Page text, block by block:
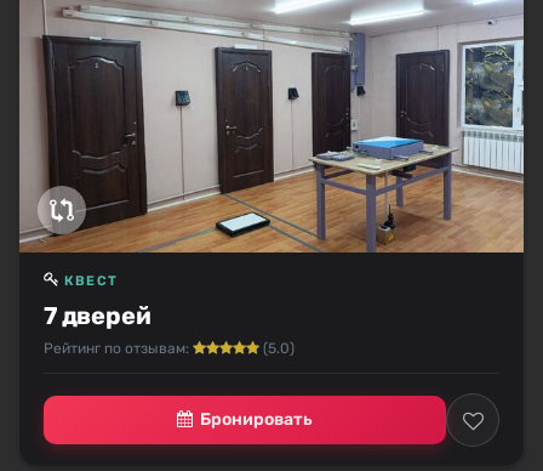
7 дверей
КВЕСТ
Рейтинг по отзывам: (5.0)
Бронировать